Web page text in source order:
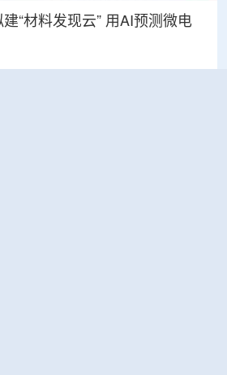
“材料发现云” 用AI预测微电